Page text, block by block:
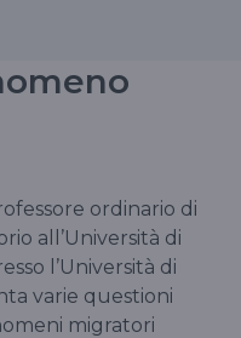
ordinario di
all’Università di
l’Università di
varie questioni
migratori